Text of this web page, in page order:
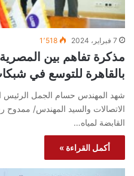
7 فبراير، 2024 1٬518
مذكرة تفاهم بين
بالقاهرة للتوسع في
شهد المهندس حسام الجمل الرئيس
الاتصالات والسيد المهندس/
القابضة لمياه…
أكمل القراءة »